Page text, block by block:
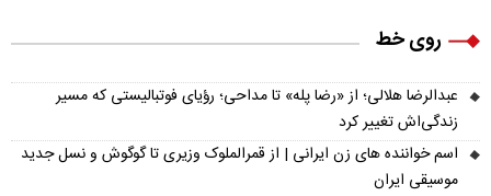
روی خط
عبدالرضا هلالی؛ از «رضا پله» تا مداحی؛ رؤیای فوتبالیستی که مسیر
زندگی‌اش تغییر کرد
اسم خواننده های زن ایرانی | از قمرالملوک وزیری تا گوگوش و نسل جدید
موسیقی ایران